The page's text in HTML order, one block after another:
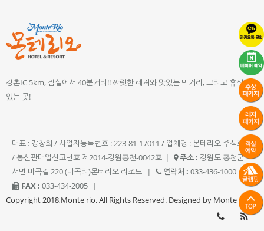
강촌IC 5km, 잠실에서 40분거리!! 짜릿한 레져와 맛있는 먹거리, 그리고 휴식이
있는 곳!
대표 : 강창희 / 사업자등록번호 : 223-81-17011 / 업체명 : 몬테리오 주식회사
/ 통신판매업신고번호 제2014-강원홍천-0042호 | 주소 : 강원도 홍천군
서면 마곡길 220 (마곡리)몬테리오 리조트
| 연락처 : 033-436-1000
|
FAX : 033-434-2005
|
Copyright 2018,Monte rio. All Rights Reserved. Designed by Monte rio.